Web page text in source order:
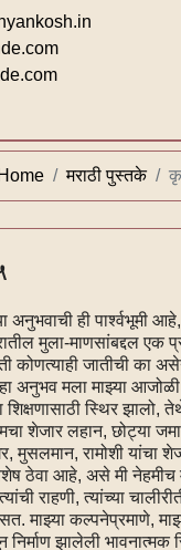
Home मराठी पुस्तके
अनुभवाची ही पार्श्वभूमी
मुला-माणसांबद्दल एक
कोणत्याही जातीची का
अनुभव मला माझ्या
स्थिर झालो,
शेजार लहान, छोट्या
मुसलमान, रामोशी यांचा
ठेवा आहे, असे मी
राहणी, त्यांच्या
माझ्या कल्पनेप्रमाणे,
झालेली भावनात्मक